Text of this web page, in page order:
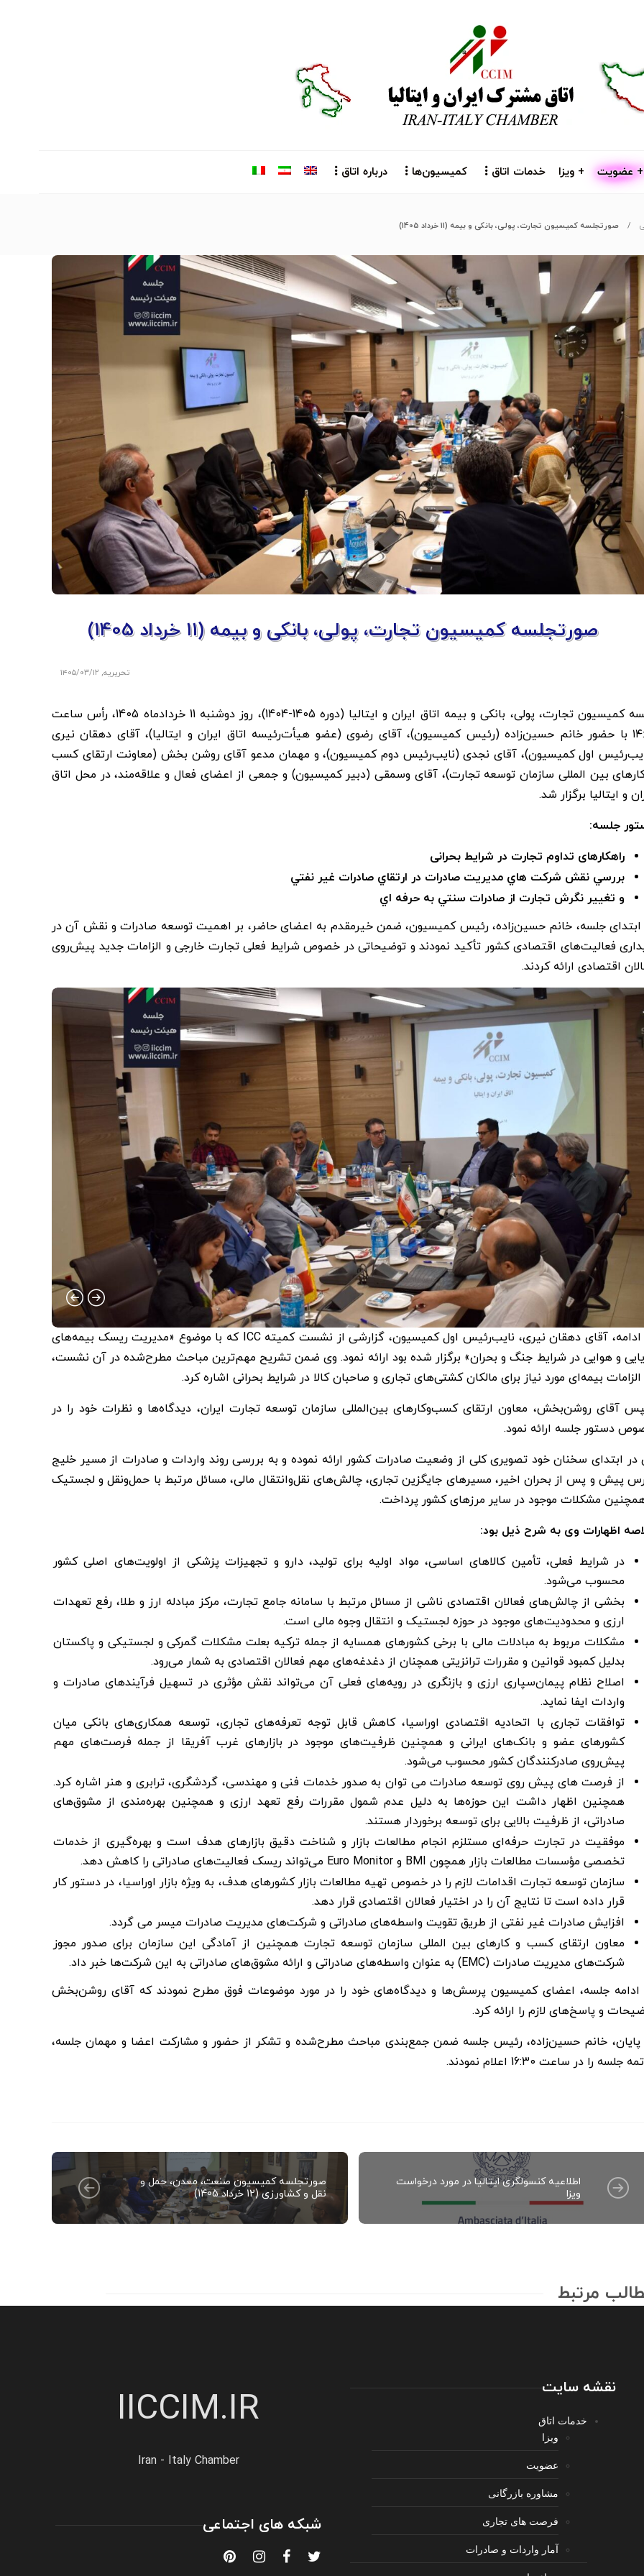
+ عضویت + ویزا خدمات اتاق کمیسیون‌ها درباره اتاق
صورتجلسه کمیسیون تجارت، پولی، بانکی و بیمه (11 خرداد 1405)
صورتجلسه کمیسیون تجارت، پولی، بانکی و بیمه (11 خرداد 1405)
تحریریه, ۱۴۰۵/۰۳/۱۲
جلسه کمیسیون تجارت، پولی، بانکی و بیمه اتاق ایران و ایتالیا (دوره 1405-1404)، روز دوشنبه 11 خرداد‌ماه 1405، رأس ساعت
۱۴:۰۰ با حضور خانم حسین‌زاده (رئیس کمیسیون)، آقای رضوی (عضو هیأت‌رئیسه اتاق ایران و ایتالیا)، آقای دهقان نیری
اول کمیسیون)، آقای نجدی (نایب‌رئیس دوم کمیسیون)، و مهمان مدعو آقای روشن بخش (معاونت ارتقای کسب
بین المللی سازمان توسعه تجارت)، آقای وسمقی (دبیر کمیسیون) و جمعی از اعضای فعال و علاقه‌مند، در محل اتاق
و ایتالیا برگزار شد.
جلسه:
راهکارهای تداوم تجارت در شرایط بحرانی
بررسي نقش شركت هاي مديريت صادرات در ارتقاي صادرات غير نفتي
و تغيير نگرش تجارت از صادرات سنتي به حرفه اي
ابتدای جلسه، خانم حسین‌زاده، رئیس کمیسیون، ضمن خیرمقدم به اعضای حاضر، بر اهمیت توسعه صادرات و نقش آن در
فعالیت‌های اقتصادی کشور تأکید نمودند و توضیحاتی در خصوص شرایط فعلی تجارت خارجی و الزامات جدید پیش‌روی
اقتصادی ارائه کردند.
در ادامه، آقای دهقان نیری، نایب‌رئیس اول کمیسیون، گزارشی از نشست کمیته ICC که با موضوع «مدیریت ریسک بیمه‌های
و هوایی در شرایط جنگ و بحران» برگزار شده بود ارائه نمود. وی ضمن تشریح مهم‌ترین مباحث مطرح‌شده در آن نشست،
الزامات بیمه‌ای مورد نیاز برای مالکان کشتی‌های تجاری و صاحبان کالا در شرایط بحرانی اشاره کرد.
آقای روشن‌بخش، معاون ارتقای کسب‌وکارهای بین‌المللی سازمان توسعه تجارت ایران، دیدگاه‌ها و نظرات خود را در
دستور جلسه ارائه نمود.
در ابتدای سخنان خود تصویری کلی از وضعیت صادرات کشور ارائه نموده و به بررسی روند واردات و صادرات از مسیر خلیج
پیش و پس از بحران اخیر، مسیرهای جایگزین تجاری، چالش‌های نقل‌وانتقال مالی، مسائل مرتبط با حمل‌ونقل و لجستیک
مشکلات موجود در سایر مرزهای کشور پرداخت.
اظهارات وی به شرح ذیل بود:
در شرایط فعلی، تأمین کالاهای اساسی، مواد اولیه برای تولید، دارو و تجهیزات پزشکی از اولویت‌های اصلی کشور
محسوب می‌شود.
بخشی از چالش‌های فعالان اقتصادی ناشی از مسائل مرتبط با سامانه جامع تجارت، مرکز مبادله ارز و طلا، رفع تعهدات
ارزی و محدودیت‌های موجود در حوزه لجستیک و انتقال وجوه مالی است.
مشکلات مربوط به مبادلات مالی با برخی کشورهای همسایه از جمله ترکیه بعلت مشکلات گمرکی و لجستیکی و پاکستان
بدلیل کمبود قوانین و مقررات ترانزیتی همچنان از دغدغه‌های مهم فعالان اقتصادی به شمار می‌رود.
اصلاح نظام پیمان‌سپاری ارزی و بازنگری در رویه‌های فعلی آن می‌تواند نقش مؤثری در تسهیل فرآیندهای صادرات و
واردات ایفا نماید.
توافقات تجاری با اتحادیه اقتصادی اوراسیا، کاهش قابل توجه تعرفه‌های تجاری، توسعه همکاری‌های بانکی میان
کشورهای عضو و بانک‌های ایرانی و همچنین ظرفیت‌های موجود در بازارهای غرب آفریقا از جمله فرصت‌های مهم
پیش‌روی صادرکنندگان کشور محسوب می‌شود.
از فرصت های پیش روی توسعه صادرات می توان به صدور خدمات فنی و مهندسی، گردشگری، ترابری و هنر اشاره کرد.
همچنین اظهار داشت این حوزه‌ها به دلیل عدم شمول مقررات رفع تعهد ارزی و همچنین بهره‌مندی از مشوق‌های
صادراتی، از ظرفیت بالایی برای توسعه برخوردار هستند.
موفقیت در تجارت حرفه‌ای مستلزم انجام مطالعات بازار و شناخت دقیق بازارهای هدف است و بهره‌گیری از خدمات
تخصصی مؤسسات مطالعات بازار همچون BMI و Euro Monitor می‌تواند ریسک فعالیت‌های صادراتی را کاهش دهد.
سازمان توسعه تجارت اقدامات لازم را در خصوص تهیه مطالعات بازار کشورهای هدف، به ویژه بازار اوراسیا، در دستور کار
قرار داده است تا نتایج آن را در اختیار فعالان اقتصادی قرار دهد.
افزایش صادرات غیر نفتی از طریق تقویت واسطه‌های صادراتی و شرکت‌های مدیریت صادرات میسر می گردد.
معاون ارتقای کسب و کارهای بین المللی سازمان توسعه تجارت همچنین از آمادگی این سازمان برای صدور مجوز
شرکت‌های مدیریت صادرات (EMC) به عنوان واسطه‌های صادراتی و ارائه مشوق‌های صادراتی به این شرکت‌ها خبر داد.
ادامه جلسه، اعضای کمیسیون پرسش‌ها و دیدگاه‌های خود را در مورد موضوعات فوق مطرح نمودند که آقای روشن‌بخش
و پاسخ‌های لازم را ارائه کرد.
پایان، خانم حسین‌زاده، رئیس جلسه ضمن جمع‌بندی مباحث مطرح‌شده و تشکر از حضور و مشارکت اعضا و مهمان جلسه،
جلسه را در ساعت 16:30 اعلام نمودند.
صورتجلسه کمیسیون صنعت، معدن، حمل و
نقل و کشاورزی (12 خرداد 1405)
اطلاعیه کنسولگری ایتالیا در مورد درخواست
ویزا
مرتبط
نقشه سایت
خدمات اتاق
ویزا
عضویت
مشاوره بازرگانی
فرصت های تجاری
آمار واردات و صادرات
IICCIM.IR
Iran - Italy Chamber
شبکه های اجتماعی